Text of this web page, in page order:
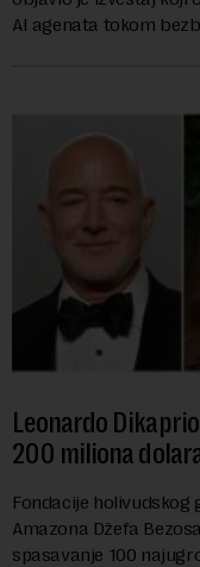
AI agenata tokom
Leonardo
200 miliona
Fondacije holivudskog
Amazona Džefa
spasavanje 100